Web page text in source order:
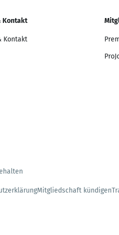
Kontakt
Kontakt
Mitgliedschaft kündigen